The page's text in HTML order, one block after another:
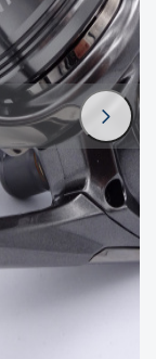
あり、全体的
い品
D
いが使用はで
品も含む
、その他につきましては
せん。 状態は写真にて